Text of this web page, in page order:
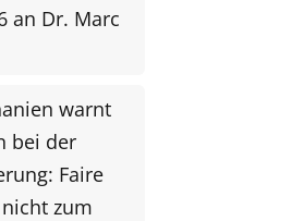
an Dr. Marc
warnt
bei der
Faire
zum